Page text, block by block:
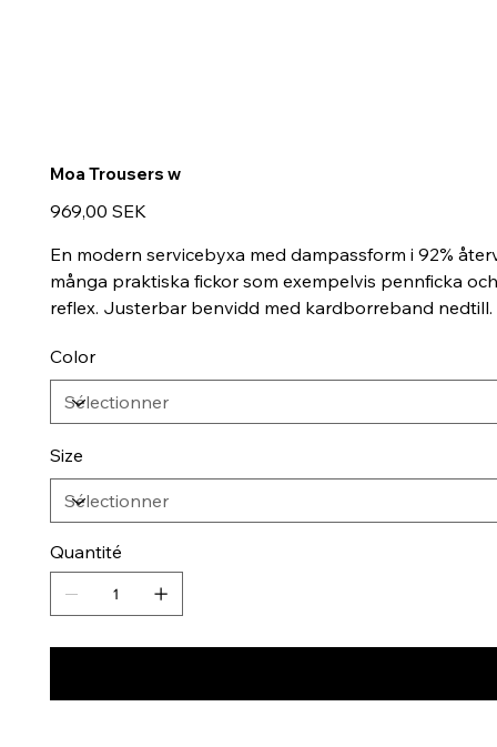
Moa Trousers w
Prix
969,00 SEK
En modern servicebyxa med dampassform i 92%
många praktiska fickor som exempelvis pennficka
reflex. Justerbar benvidd med kardborreband nedtill.
Color
Size
Quantité